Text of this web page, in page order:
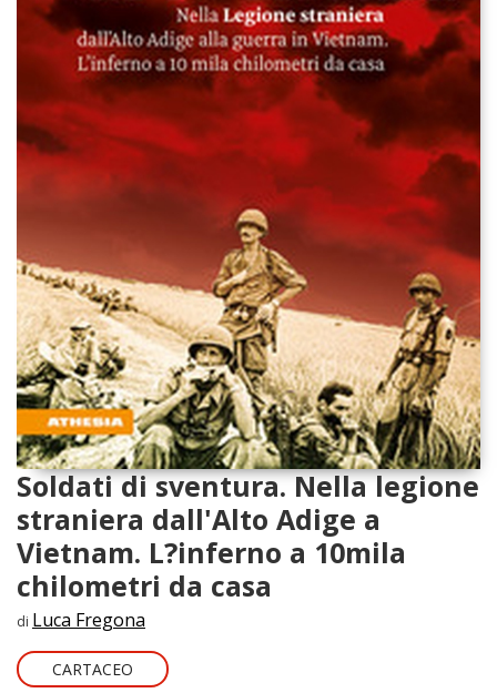
Soldati di sventura. Nella legione
straniera dall'Alto Adige a
Vietnam. L?inferno a 10mila
chilometri da casa
di Luca Fregona
CARTACEO